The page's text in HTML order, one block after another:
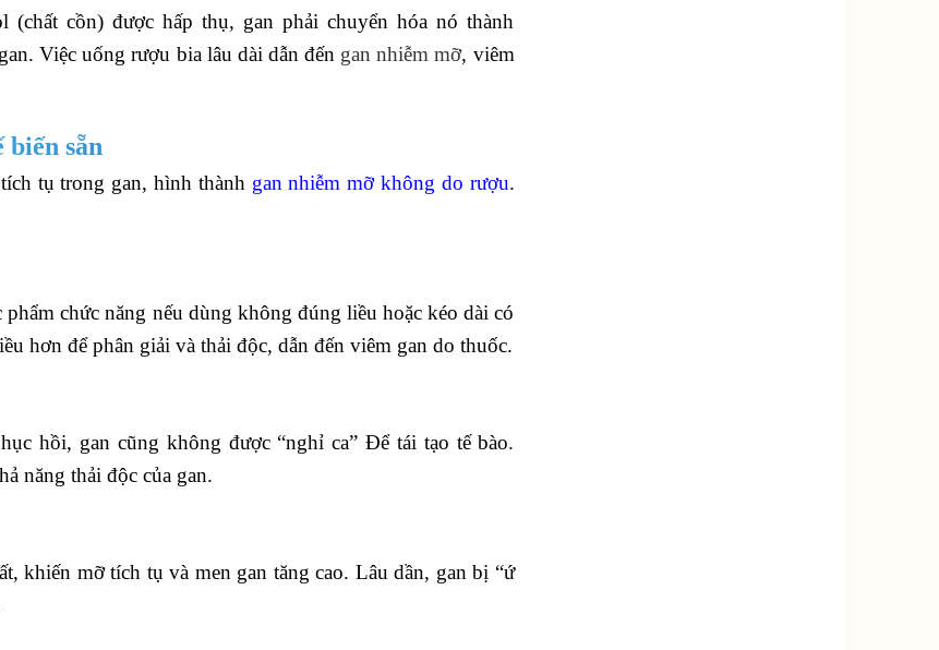
cồn) được hấp thụ, gan phải chuyển hóa nó thành
Việc uống rượu bia lâu dài dẫn đến gan nhiễm mỡ, viêm
biến sẵn
tụ trong gan, hình thành gan nhiễm mỡ không do rượu.
chức năng nếu dùng không đúng liều hoặc kéo dài có
hơn để phân giải và thải độc, dẫn đến viêm gan do thuốc.
hồi, gan cũng không được “nghỉ ca” Để tái tạo tế bào.
năng thải độc của gan.
khiến mỡ tích tụ và men gan tăng cao. Lâu dần, gan bị “ứ